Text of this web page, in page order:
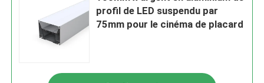
profil de LED suspendu par
75mm pour le cinéma de placard